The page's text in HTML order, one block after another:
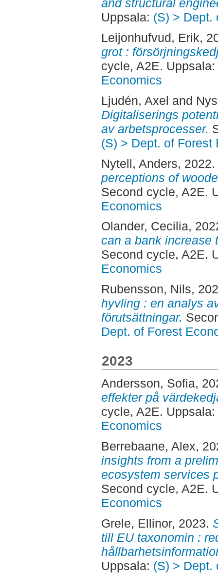
and structural
Uppsala: (S) > Dept.
Leijonhufvud, Erik,
grot :
cycle, A2E. Uppsala:
Economics
Ljudén, Axel and
Digitaliserings
av arbetsprocesser.
(S) > Dept. of Forest
Nytell, Anders, 2022.
perceptions of
Second cycle, A2E.
Economics
Olander, Cecilia,
can a bank increase
Second cycle, A2E.
Economics
Rubensson, Nils,
hyvling : en analys
förutsättningar.
Dept. of Forest
2023
Andersson, Sofia,
effekter på
cycle, A2E. Uppsala:
Economics
Berrebaane, Alex,
insights from a
ecosystem services
Second cycle, A2E.
Economics
Grele, Ellinor, 2023.
till EU taxonomin :
Uppsala: (S) > Dept.